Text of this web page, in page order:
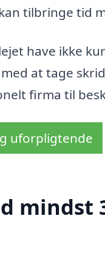
tilbringe tid
have ikke
at tage
firma til
uforpligtende
mindst